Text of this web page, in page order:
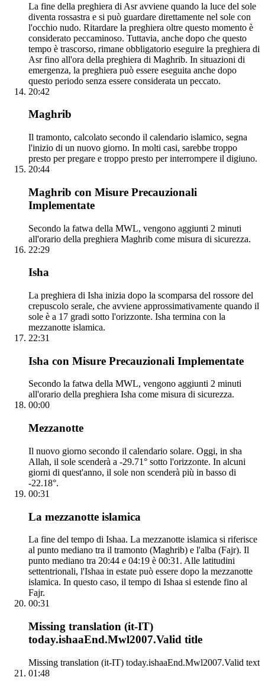
La fine della preghiera di Asr avviene quando la luce del sole
diventa rossastra e si può guardare direttamente nel sole con
l'occhio nudo. Ritardare la preghiera oltre questo momento è
considerato peccaminoso. Tuttavia, anche dopo che questo
tempo è trascorso, rimane obbligatorio eseguire la preghiera di
Asr fino all'ora della preghiera di Maghrib. In situazioni di
emergenza, la preghiera può essere eseguita anche dopo
questo periodo senza essere considerata un peccato.
20:42
Maghrib
Il tramonto, calcolato secondo il calendario islamico, segna
l'inizio di un nuovo giorno. In molti casi, sarebbe troppo
presto per pregare e troppo presto per interrompere il digiuno.
20:44
Maghrib con Misure Precauzionali
Implementate
Secondo la fatwa della MWL, vengono aggiunti 2 minuti
all'orario della preghiera Maghrib come misura di sicurezza.
22:29
Isha
La preghiera di Isha inizia dopo la scomparsa del rossore del
crepuscolo serale, che avviene approssimativamente quando il
sole è a 17 gradi sotto l'orizzonte. Isha termina con la
mezzanotte islamica.
22:31
Isha con Misure Precauzionali Implementate
Secondo la fatwa della MWL, vengono aggiunti 2 minuti
all'orario della preghiera Isha come misura di sicurezza.
00:00
Mezzanotte
Il nuovo giorno secondo il calendario solare. Oggi, in sha
Allah, il sole scenderà a -29.71° sotto l'orizzonte. In alcuni
giorni di quest'anno, il sole non scenderà più in basso di
-22.18°.
00:31
La mezzanotte islamica
La fine del tempo di Ishaa. La mezzanotte islamica si riferisce
al punto mediano tra il tramonto (Maghrib) e l'alba (Fajr). Il
punto mediano tra 20:44 e 04:19 è 00:31. Alle latitudini
settentrionali, l'Ishaa in estate può essere dopo la mezzanotte
islamica. In questo caso, il tempo di Ishaa si estende fino al
Fajr.
00:31
Missing translation (it-IT)
today.ishaaEnd.Mwl2007.Valid title
Missing translation (it-IT) today.ishaaEnd.Mwl2007.Valid text
01:48